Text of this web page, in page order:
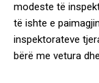
modeste të
të ishte e
inspektorateve
bërë me vetura